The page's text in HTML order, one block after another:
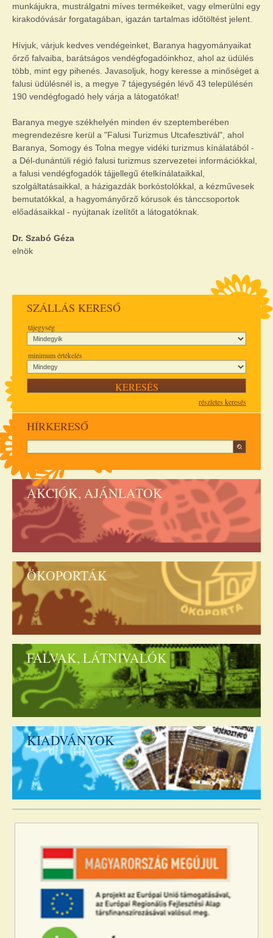
munkájukra, mustrálgatni míves termékeiket, vagy elmerülni egy
kirakodóvásár forgatagában, igazán tartalmas időtöltést jelent.
Hívjuk, várjuk kedves vendégeinket, Baranya hagyományaikat
őrző falvaiba, barátságos vendégfogadóinkhoz, ahol az üdülés
több, mint egy pihenés. Javasoljuk, hogy keresse a minőséget a
falusi üdülésnél is, a megye 7 tájegységén lévő 43 településén
190 vendégfogadó hely várja a látogatókat!
Baranya megye székhelyén minden év szeptemberében
megrendezésre kerül a "Falusi Turizmus Utcafesztivál", ahol
Baranya, Somogy és Tolna megye vidéki turizmus kínálatából -
a Dél-dunántúli régió falusi turizmus szervezetei információkkal,
a falusi vendégfogadók tájjellegű ételkínálataikkal,
szolgáltatásaikkal, a házigazdák borkóstolókkal, a kézművesek
bemutatókkal, a hagyományőrző kórusok és tánccsoportok
előadásaikkal - nyújtanak ízelítőt a látogatóknak.
Dr. Szabó Géza
elnök
SZÁLLÁS KERESŐ
tájegység
minimum értékelés
részletes keresés
HÍRKERESŐ
AKCIÓK, AJÁNLATOK
ÖKOPORTÁK
FALVAK, LÁTNIVALÓK
KIADVÁNYOK